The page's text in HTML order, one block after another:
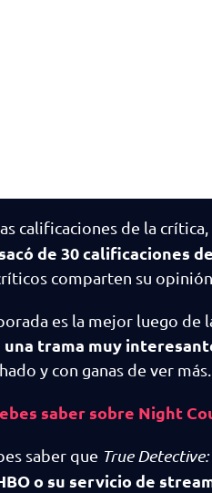
calificaciones de la crítica,
de 30 calificaciones
comparten su
es la mejor luego de
trama muy
y con ganas de ver más.
saber sobre Night
saber que True
o su servicio de